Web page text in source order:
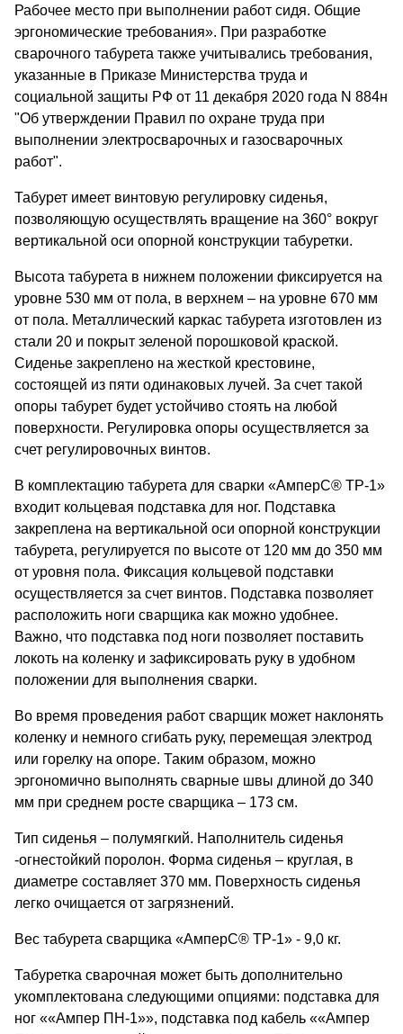
Рабочее место при выполнении работ сидя. Общие
эргономические требования». При разработке
сварочного табурета также учитывались требования,
указанные в Приказе Министерства труда и
социальной защиты РФ от 11 декабря 2020 года N 884н
"Об утверждении Правил по охране труда при
выполнении электросварочных и газосварочных
работ".
Табурет имеет винтовую регулировку сиденья,
позволяющую осуществлять вращение на 360° вокруг
вертикальной оси опорной конструкции табуретки.
Высота табурета в нижнем положении фиксируется на
уровне 530 мм от пола, в верхнем – на уровне 670 мм
от пола. Металлический каркас табурета изготовлен из
стали 20 и покрыт зеленой порошковой краской.
Сиденье закреплено на жесткой крестовине,
состоящей из пяти одинаковых лучей. За счет такой
опоры табурет будет устойчиво стоять на любой
поверхности. Регулировка опоры осуществляется за
счет регулировочных винтов.
В комплектацию табурета для сварки «АмперС® ТР-1»
входит кольцевая подставка для ног. Подставка
закреплена на вертикальной оси опорной конструкции
табурета, регулируется по высоте от 120 мм до 350 мм
от уровня пола. Фиксация кольцевой подставки
осуществляется за счет винтов. Подставка позволяет
расположить ноги сварщика как можно удобнее.
Важно, что подставка под ноги позволяет поставить
локоть на коленку и зафиксировать руку в удобном
положении для выполнения сварки.
Во время проведения работ сварщик может наклонять
коленку и немного сгибать руку, перемещая электрод
или горелку на опоре. Таким образом, можно
эргономично выполнять сварные швы длиной до 340
мм при среднем росте сварщика – 173 см.
Тип сиденья – полумягкий. Наполнитель сиденья
-огнестойкий поролон. Форма сиденья – круглая, в
диаметре составляет 370 мм. Поверхность сиденья
легко очищается от загрязнений.
Вес табурета сварщика «АмперС® ТР-1» - 9,0 кг.
Табуретка сварочная может быть дополнительно
укомплектована следующими опциями: подставка для
ног ««Ампер ПН-1»», подставка под кабель ««Ампер